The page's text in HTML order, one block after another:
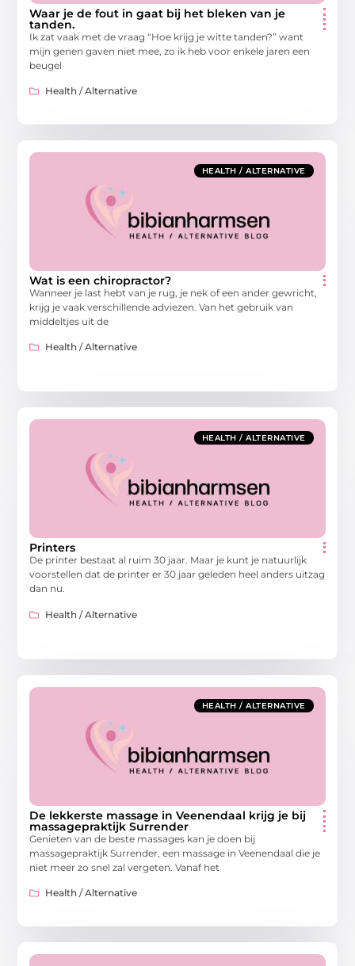
Waar je de fout in gaat bij het bleken van je
tanden.
Ik zat vaak met de vraag “Hoe krijg je witte tanden?” want
mijn genen gaven niet mee, zo ik heb voor enkele jaren een
beugel
Health / Alternative
HEALTH / ALTERNATIVE
Wat is een chiropractor?
Wanneer je last hebt van je rug, je nek of een ander gewricht,
krijg je vaak verschillende adviezen. Van het gebruik van
middeltjes uit de
Health / Alternative
HEALTH / ALTERNATIVE
Printers
De printer bestaat al ruim 30 jaar. Maar je kunt je natuurlijk
voorstellen dat de printer er 30 jaar geleden heel anders uitzag
dan nu.
Health / Alternative
HEALTH / ALTERNATIVE
De lekkerste massage in Veenendaal krijg je bij
massagepraktijk Surrender
Genieten van de beste massages kan je doen bij
massagepraktijk Surrender, een massage in Veenendaal die je
niet meer zo snel zal vergeten. Vanaf het
Health / Alternative